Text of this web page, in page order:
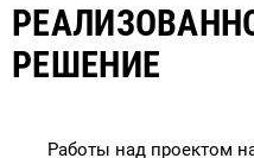
РЕШЕНИЕ
Работы над проектом